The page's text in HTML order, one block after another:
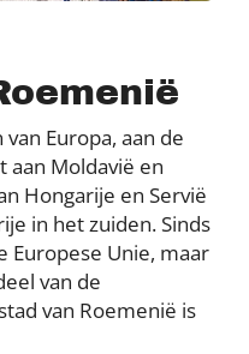
Europa, aan de
aan Moldavië en
Hongarije en Servië
in het zuiden. Sinds
Europese Unie, maar
van de
van Roemenië is